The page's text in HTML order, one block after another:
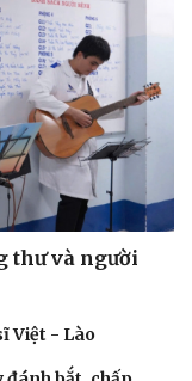
thư và người
Việt - Lào